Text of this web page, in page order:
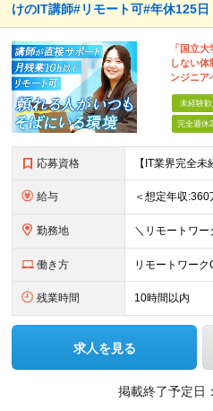
けのIT講師#リモート可#年休125日
「国立
しない
ンジニア
未経験歓
完全週休
応募資格
給与
勤務地
働き方 リモートワーク
残業時間 10時間以内
求人を見る
掲載終了予定日：